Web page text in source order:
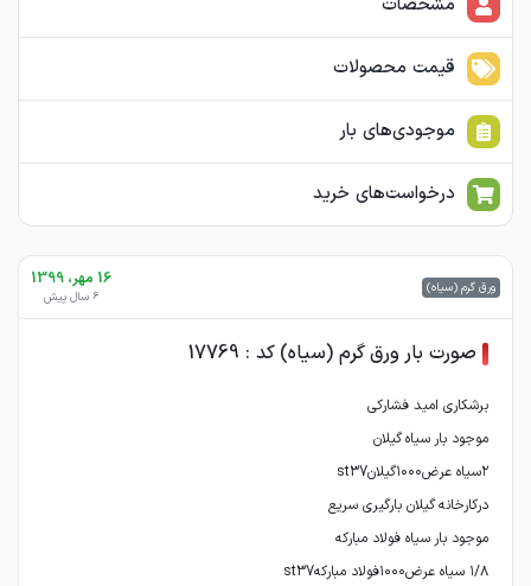
مشخصات
قیمت محصولات
موجودی‌های بار
درخواست‌های خرید
ورق گرم (سیاه) 16 مهر، 1399
6 سال پیش
صورت بار ورق گرم (سیاه) کد : 17769